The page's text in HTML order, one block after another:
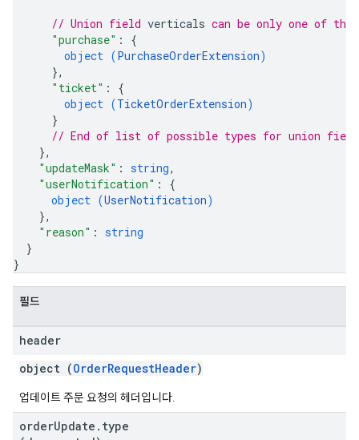
// Union field verticals can be only one of
"purchase" : {
object (PurchaseOrderExtension)
},
"ticket" : {
object (TicketOrderExtension)
}
// End of list of possible types for union
},
"updateMask" : string,
"userNotification" : {
object (UserNotification)
},
"reason" : string
}
}
필드
header
object (OrderRequestHeader)
업데이트 주문 요청의 헤더입니다.
orderUpdate . type